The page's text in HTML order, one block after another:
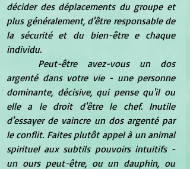
décider des déplacements du groupe et
plus généralement, d'être responsable de
la sécurité et du bien-être e chaque
individu.
Peut-être avez-vous un dos
argenté dans votre vie - une personne
dominante, décisive, qui pense qu'il ou
elle a le droit d'être le chef. Inutile
d'essayer de vaincre un dos argenté par
le conflit. Faites plutôt appel à un animal
spirituel aux subtils pouvoirs intuitifs -
un ours peut-être, ou un dauphin, ou